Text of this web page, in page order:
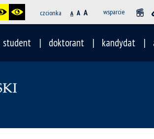
czcionka A A A wsparcie
student doktorant kandydat